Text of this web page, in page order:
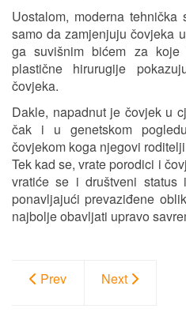
Uostalom, moderna
samo da zamjenjuju čovjeka
ga suvišnim bićem za
plastične hirurugije
čovjeka.
Dakle, napadnut je čovjek u
čak i u genetskom
čovjekom koga njegovi
Tek kad se, vrate porodici i
vratiće se i društveni
ponavljajući prevaziđene
najbolje obavljati upravo
Prev Next